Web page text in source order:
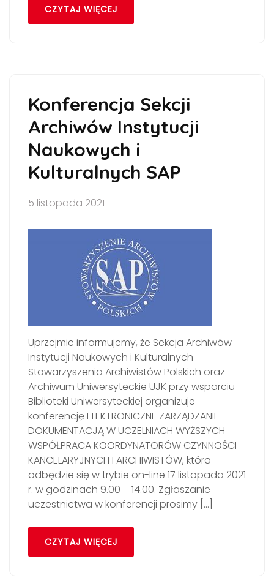
CZYTAJ WIĘCEJ
Konferencja Sekcji
Archiwów Instytucji
Naukowych i
Kulturalnych SAP
5 listopada 2021
Uprzejmie informujemy, że Sekcja Archiwów
Instytucji Naukowych i Kulturalnych
Stowarzyszenia Archiwistów Polskich oraz
Archiwum Uniwersyteckie UJK przy wsparciu
Biblioteki Uniwersyteckiej organizuje
konferencję ELEKTRONICZNE ZARZĄDZANIE
DOKUMENTACJĄ W UCZELNIACH WYŻSZYCH –
WSPÓŁPRACA KOORDYNATORÓW CZYNNOŚCI
KANCELARYJNYCH I ARCHIWISTÓW, która
odbędzie się w trybie on-line 17 listopada 2021
r. w godzinach 9.00 – 14.00. Zgłaszanie
uczestnictwa w konferencji prosimy […]
CZYTAJ WIĘCEJ